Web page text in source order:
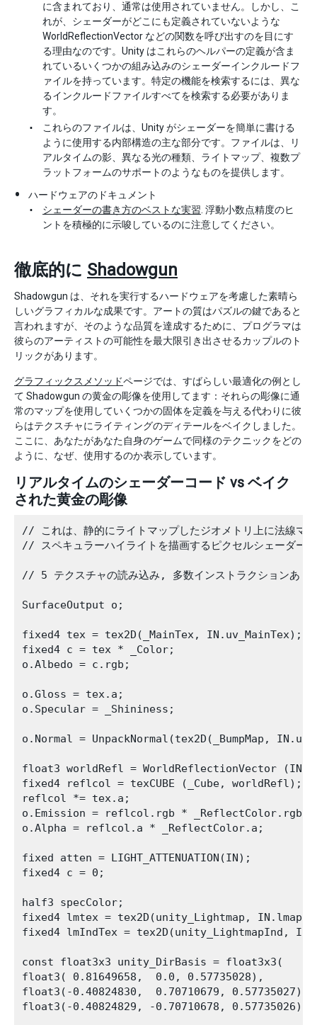
に含まれており、通常は使用されていません。しかし、こ
れが、シェーダーがどこにも定義されていないような
WorldReflectionVector などの関数を呼び出すのを目にす
る理由なのです。Unity はこれらのヘルパーの定義が含ま
れているいくつかの組み込みのシェーダーインクルードフ
ァイルを持っています。特定の機能を検索するには、異な
るインクルードファイルすべてを検索する必要がありま
す。
これらのファイルは、Unity がシェーダーを簡単に書ける
ように使用する内部構造の主な部分です。ファイルは、リ
アルタイムの影、異なる光の種類、ライトマップ、複数プ
ラットフォームのサポートのようなものを提供します。
ハードウェアのドキュメント
シェーダーの書き方のベストな実習 . 浮動小数点精度のヒ
ントを積極的に示唆しているのに注意してください。
徹底的に Shadowgun
Shadowgun は、それを実行するハードウェアを考慮した素晴ら
しいグラフィカルな成果です。アートの質はパズルの鍵であると
言われますが、そのような品質を達成するために、プログラマは
彼らのアーティストの可能性を最大限引き出させるカップルのト
リックがあります。
グラフィックスメソッドページでは、すばらしい最適化の例とし
て Shadowgun の黄金の彫像を使用してます：それらの彫像に通
常のマップを使用していくつかの固体を定義を与える代わりに彼
らはテクスチャにライティングのディテールをベイクしました。
ここに、あなたがあなた自身のゲームで同様のテクニックをどの
ように、なぜ、使用するのか表示しています。
リアルタイムのシェーダーコード vs ベイク
された黄金の彫像
// これは、静的にライトマップしたジオメトリ上に法線マ
// スペキュラーハイライトを描画するピクセルシェーダー
// 5 テクスチャの読み込み, 多数インストラクションあり
SurfaceOutput o;
fixed4 tex = tex2D(_MainTex, IN.uv_MainTex);
fixed4 c = tex * _Color;
o.Albedo = c.rgb;
o.Gloss = tex.a;
o.Specular = _Shininess;
o.Normal = UnpackNormal(tex2D(_BumpMap,
float3 worldRefl = WorldReflectionVector (IN,
fixed4 reflcol = texCUBE (_Cube, worldRefl);
reflcol *= tex.a;
o.Emission = reflcol.rgb * _ReflectColor.rgb;
o.Alpha = reflcol.a * _ReflectColor.a;
fixed atten = LIGHT_ATTENUATION(IN);
fixed4 c = 0;
half3 specColor;
fixed4 lmtex = tex2D(unity_Lightmap,
fixed4 lmIndTex = tex2D(unity_LightmapInd,
const float3x3 unity_DirBasis = float3x3(
float3( 0.81649658,  0.0, 0.57735028),
float3(-0.40824830,  0.70710679, 0.57735027),
float3(-0.40824829, -0.70710678, 0.57735026)